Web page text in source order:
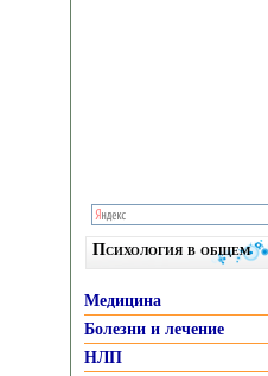
Психология в общем
Медицина
Болезни и лечение
НЛП